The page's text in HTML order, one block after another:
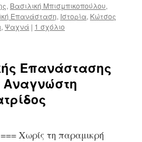
, Βασιλική Μπισμπικοπούλου,
Επανάσταση, Ιστορία, Κώτσος
, Ψαχνά | 1 σχόλιο
Επανάστασης
Αναγνώστη
Χωρίς τη παραμικρή